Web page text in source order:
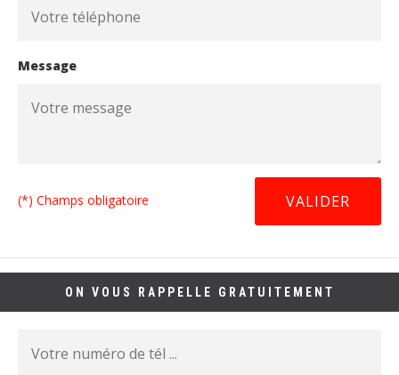
Message
(*) Champs obligatoire
ON VOUS RAPPELLE GRATUITEMENT